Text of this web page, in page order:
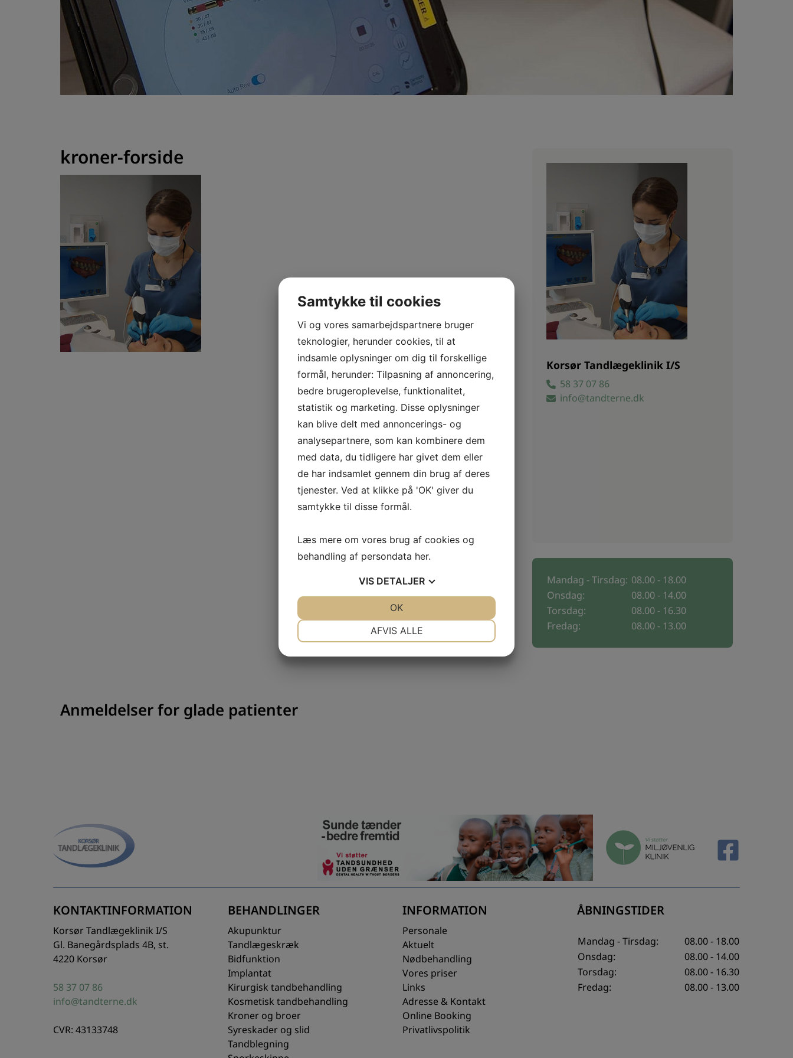
kroner-forside
Korsør Tandlægeklinik I/S
58 37 07 86
info@tandterne.dk
Mandag - Tirsdag: 08.00 - 18.00
Onsdag:
08.00 - 14.00
Torsdag:
08.00 - 16.30
Fredag:
08.00 - 13.00
Anmeldelser for glade patienter
KONTAKTINFORMATION
Korsør Tandlægeklinik I/S
Gl. Banegårdsplads 4B, st.
4220 Korsør
58 37 07 86
info@tandterne.dk
CVR: 43133748
BEHANDLINGER
Akupunktur
Tandlægeskræk
Bidfunktion
Implantat
Kirurgisk tandbehandling
Kosmetisk tandbehandling
Kroner og broer
Syreskader og slid
Tandblegning
INFORMATION
Personale
Aktuelt
Nødbehandling
Vores priser
Links
Adresse & Kontakt
Online Booking
Privatlivspolitik
ÅBNINGSTIDER
Mandag - Tirsdag:
08.00 - 18.00
Onsdag:
08.00 - 14.00
Torsdag:
08.00 - 16.30
Fredag:
08.00 - 13.00
Samtykke til cookies
Vi og vores samarbejdspartnere bruger
teknologier, herunder cookies, til at
indsamle oplysninger om dig til forskellige
formål, herunder: Tilpasning af annoncering,
bedre brugeroplevelse, funktionalitet,
statistik og marketing. Disse oplysninger
kan blive delt med annoncerings- og
analysepartnere, som kan kombinere dem
med data, du tidligere har givet dem eller
de har indsamlet gennem din brug af deres
tjenester. Ved at klikke på 'OK' giver du
samtykke til disse formål.
Læs mere om vores brug af cookies og
behandling af persondata her.
VIS DETALJER
AFVIS ALLE
OK